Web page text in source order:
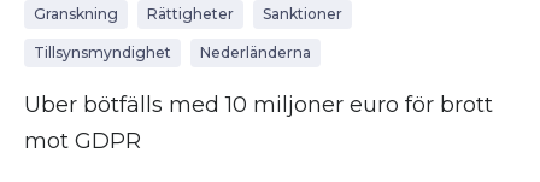
Granskning Rättigheter Sanktioner
Tillsynsmyndighet Nederländerna
Uber bötfälls med 10 miljoner euro för brott
mot GDPR